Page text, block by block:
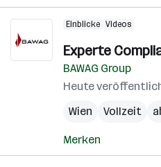
Einblicke Videos
Experte
BAWAG Group
Heute
Wien
Vollzeit
Merken